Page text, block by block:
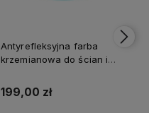
Antyrefleksyjna farba
krzemianowa do ścian i
199,00 zł